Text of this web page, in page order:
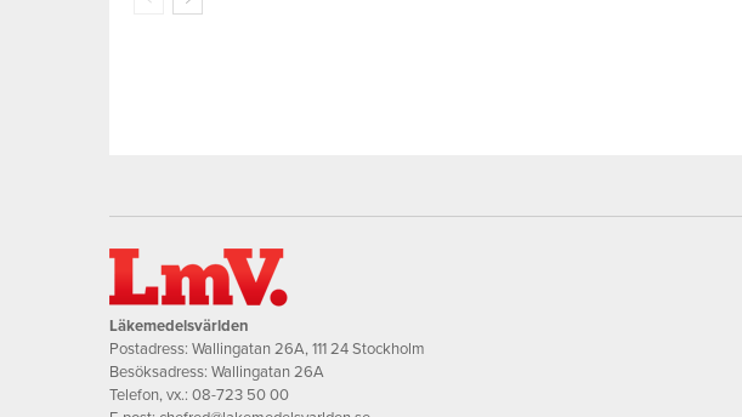
Läkemedelsvärlden
Postadress: Wallingatan 26A, 111 24 Stockholm
Besöksadress: Wallingatan 26A
Telefon, vx.: 08-723 50 00